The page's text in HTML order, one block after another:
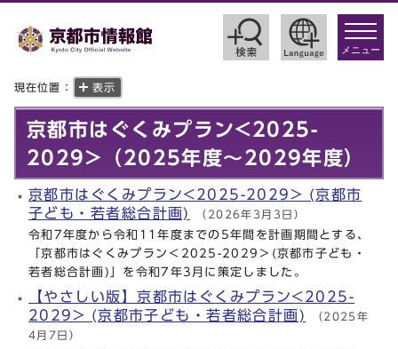
toggle
メニュー
現在位置： 表示
京都市はぐくみプラン<2025-
2029>（2025年度～2029年度）
京都市はぐくみプラン<2025-2029> (京都市
子ども・若者総合計画)
（2026年3月3日）
令和7年度から令和11年度までの5年間を計画期間とする、
「京都市はぐくみプラン＜2025-2029＞(京都市子ども・
若者総合計画)」を令和7年3月に策定しました。
【やさしい版】京都市はぐくみプラン<2025-
2029> (京都市子ども・若者総合計画)
（2025年
4月7日）